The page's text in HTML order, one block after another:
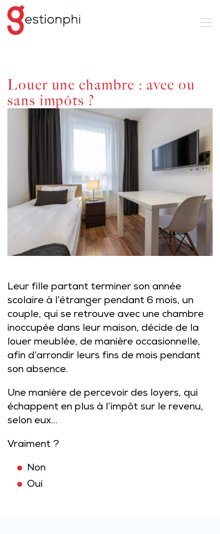
Louer une chambre : avec ou
sans impôts ?
Leur fille partant terminer son année
scolaire à l’étranger pendant 6 mois, un
couple, qui se retrouve avec une chambre
inoccupée dans leur maison, décide de la
louer meublée, de manière occasionnelle,
afin d’arrondir leurs fins de mois pendant
son absence.
Une manière de percevoir des loyers, qui
échappent en plus à l’impôt sur le revenu,
selon eux…
Vraiment ?
Non
Oui